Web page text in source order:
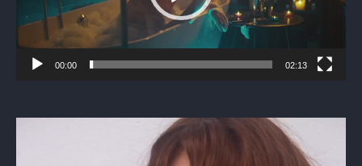
00:00 02:13